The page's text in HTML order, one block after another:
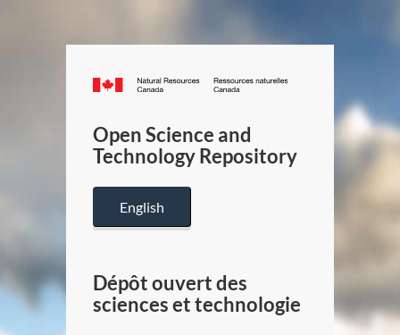
Canada.ca
/
Canada
Open Science and
Technology Repository
English
Dépôt ouvert des
sciences et technologie